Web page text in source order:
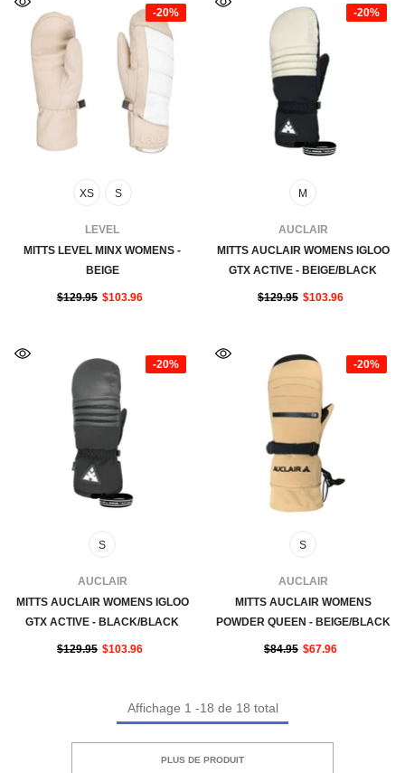
-20%
XS S
FOURNISSEUR:LEVEL
MITTS LEVEL MINX WOMENS -
BEIGE
$129.95 $103.96
-20%
M
FOURNISSEUR:AUCLAIR
MITTS AUCLAIR WOMENS IGLOO
GTX ACTIVE - BEIGE/BLACK
$129.95 $103.96
-20%
S
FOURNISSEUR:AUCLAIR
MITTS AUCLAIR WOMENS IGLOO
GTX ACTIVE - BLACK/BLACK
$129.95 $103.96
-20%
S
FOURNISSEUR:AUCLAIR
MITTS AUCLAIR WOMENS
POWDER QUEEN - BEIGE/BLACK
$84.95 $67.96
Affichage 1 -18 de 18 total
PLUS DE PRODUIT